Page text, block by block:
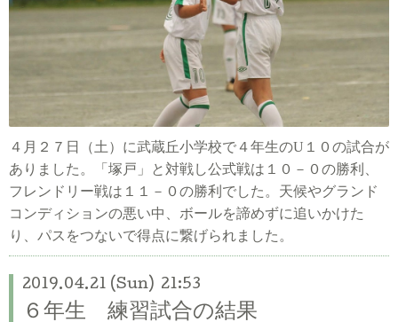
４月２７日（土）に武蔵丘小学校で４年生のU１０の試合が
ありました。「塚戸」と対戦し公式戦は１０－０の勝利、
フレンドリー戦は１１－０の勝利でした。 天候やグランド
コンディションの悪い中、ボールを諦めずに追いかけた
り、パスをつないで得点に繋げられました。
2019.04.21 (Sun) 21:53
６年生 練習試合の結果